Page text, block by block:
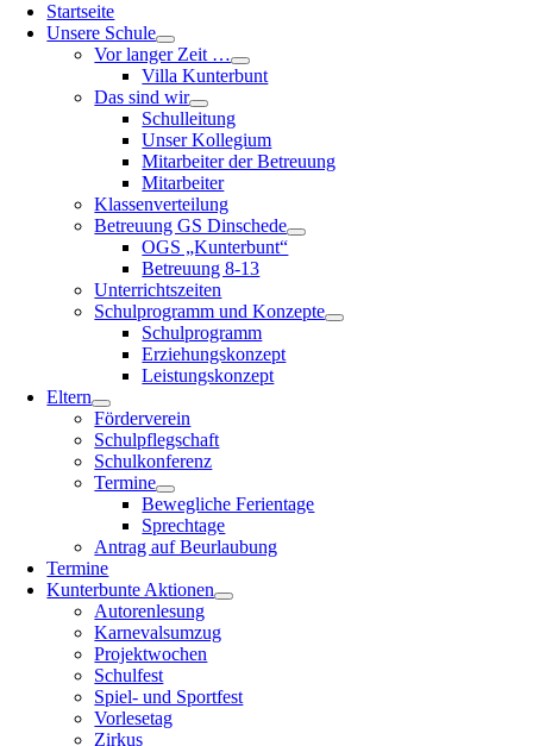
Startseite
Unsere Schule
Vor langer Zeit …
Villa Kunterbunt
Das sind wir
Schulleitung
Unser Kollegium
Mitarbeiter der Betreuung
Mitarbeiter
Klassenverteilung
Betreuung GS Dinschede
OGS „Kunterbunt“
Betreuung 8-13
Unterrichtszeiten
Schulprogramm und Konzepte
Schulprogramm
Erziehungskonzept
Leistungskonzept
Eltern
Förderverein
Schulpflegschaft
Schulkonferenz
Termine
Bewegliche Ferientage
Sprechtage
Antrag auf Beurlaubung
Termine
Kunterbunte Aktionen
Autorenlesung
Karnevalsumzug
Projektwochen
Schulfest
Spiel- und Sportfest
Vorlesetag
Zirkus